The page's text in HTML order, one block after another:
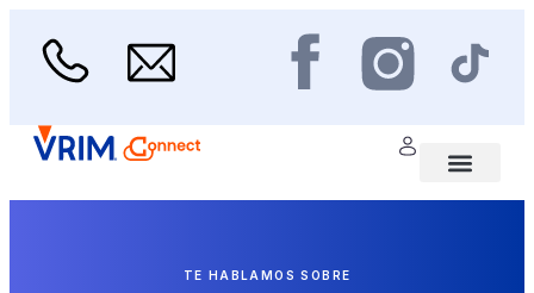
contenido
Menu
TE HABLAMOS SOBRE